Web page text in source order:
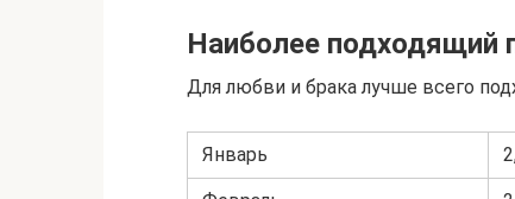
Наиболее подходящий
Для любви и брака лучше всего
Январь